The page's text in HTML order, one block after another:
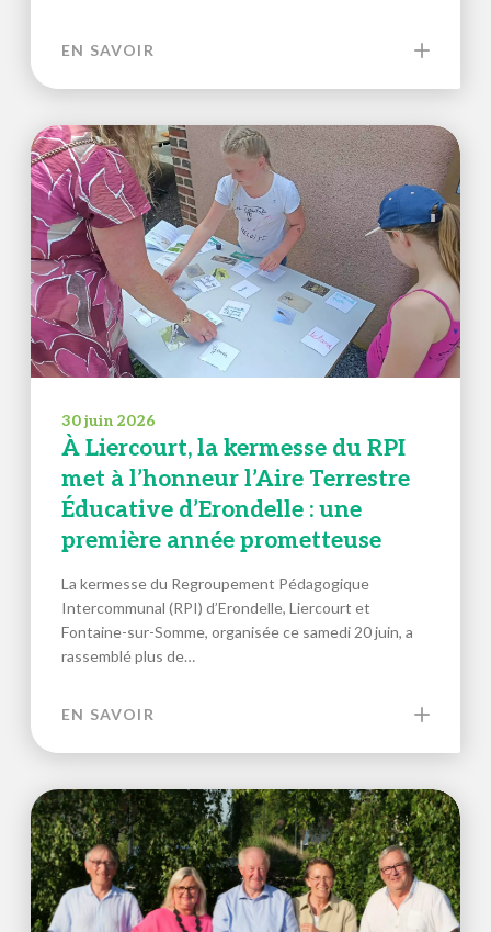
EN SAVOIR
30 juin 2026
À Liercourt, la kermesse du RPI
met à l’honneur l’Aire Terrestre
Éducative d’Erondelle : une
première année prometteuse
La kermesse du Regroupement Pédagogique
Intercommunal (RPI) d’Erondelle, Liercourt et
Fontaine-sur-Somme, organisée ce samedi 20 juin, a
rassemblé plus de…
EN SAVOIR